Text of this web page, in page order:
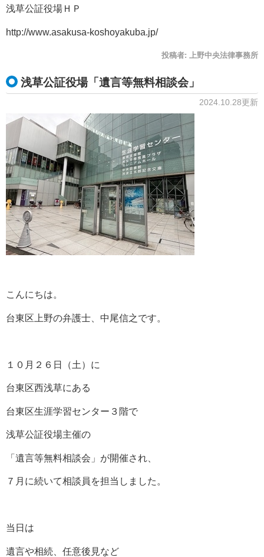
浅草公証役場ＨＰ
http://www.asakusa-koshoyakuba.jp/
投稿者: 上野中央法律事務所
浅草公証役場「遺言等無料相談会」
2024.10.28更新
こんにちは。
台東区上野の弁護士、中尾信之です。
１０月２６日（土）に
台東区西浅草にある
台東区生涯学習センター３階で
浅草公証役場主催の
「遺言等無料相談会」が開催され、
７月に続いて相談員を担当しました。
当日は
遺言や相続、任意後見など